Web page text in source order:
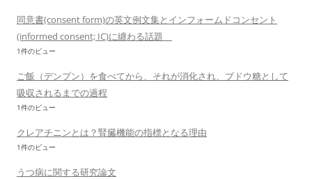
同意書(consent form)の英文例文集とインフォームドコンセント
(informed consent; IC)に纏わる話題
1件のビュー
ご飯（デンプン）を食べてから、それが消化され、ブドウ糖として
吸収されるまでの過程
1件のビュー
クレアチニンとは？腎臓機能の指標となる理由
1件のビュー
うつ病に関する研究論文